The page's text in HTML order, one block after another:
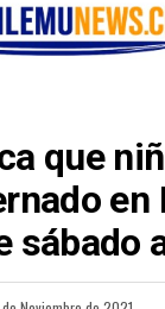
que
en
sábado